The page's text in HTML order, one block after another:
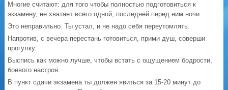
Многие считают: для того чтобы полностью подготовиться к
экзамену, не хватает всего одной, последней перед ним ночи.
Это неправильно. Ты устал, и не надо себя переутомлять.
Напротив, с вечера перестань готовиться, прими душ, соверши
прогулку.
Выспись как можно лучше, чтобы встать с ощущением бодрости,
боевого настроя.
В пункт сдачи экзамена ты должен явиться за 15-20 минут до